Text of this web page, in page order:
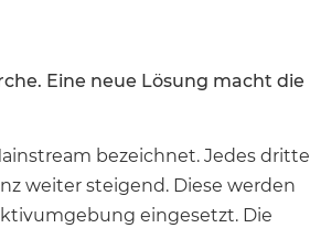
Eine neue Lösung macht die
bezeichnet. Jedes dritte
weiter steigend. Diese werden
eingesetzt. Die